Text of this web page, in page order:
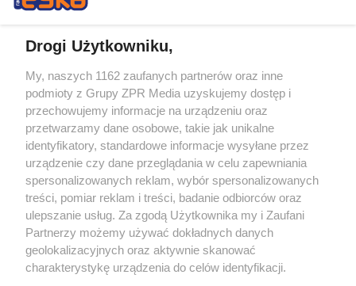
Żaden utwór zamieszczony w serwisie nie może być powielany i
rozpowszechniany lub dalej rozpowszechniany w jakikolwiek sposób (w
tym także elektroniczny lub mechaniczny) na jakimkolwiek polu
eksploatacji w jakiejkolwiek formie, włącznie z umieszczaniem w
Internecie bez pisemnej zgody właściciela praw. Jakiekolwiek użycie lub
wykorzystanie utworów w całości lub w części z naruszeniem prawa,
tzn. bez właściwej zgody, jest zabronione pod groźbą kary i może być
ścigane prawnie.
Drogi Użytkowniku,
My, naszych 1162 zaufanych partnerów oraz inne
podmioty z Grupy ZPR Media uzyskujemy dostęp i
przechowujemy informacje na urządzeniu oraz
przetwarzamy dane osobowe, takie jak unikalne
identyfikatory, standardowe informacje wysyłane przez
urządzenie czy dane przeglądania w celu zapewniania
spersonalizowanych reklam, wybór spersonalizowanych
treści, pomiar reklam i treści, badanie odbiorców oraz
ulepszanie usług. Za zgodą Użytkownika my i Zaufani
Partnerzy możemy używać dokładnych danych
geolokalizacyjnych oraz aktywnie skanować
charakterystykę urządzenia do celów identyfikacji.